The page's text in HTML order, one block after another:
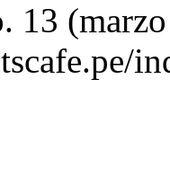
13